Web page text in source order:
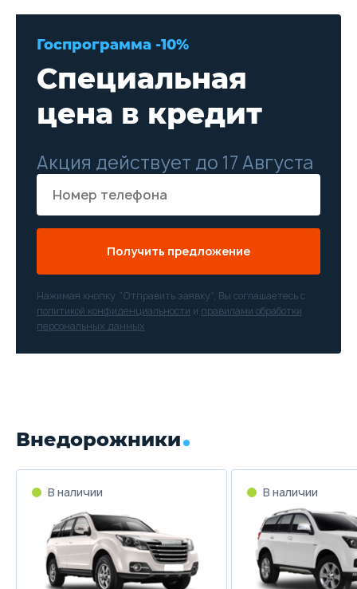
Госпрограмма -10%
Специальная
цена в кредит
Акция действует до 17 Августа
Получить предложение
Нажимая кнопку “Отправить заявку”, Вы соглашаетесь с
политикой конфиденциальности и правилами обработки
персональных данных
Внедорожники
В наличии В наличии